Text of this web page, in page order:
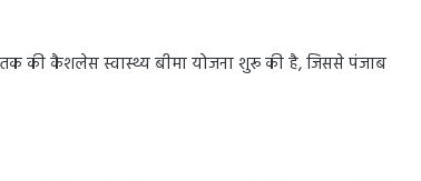
की कैशलेस स्वास्थ्य बीमा योजना शुरू की है, जिससे पंजाब